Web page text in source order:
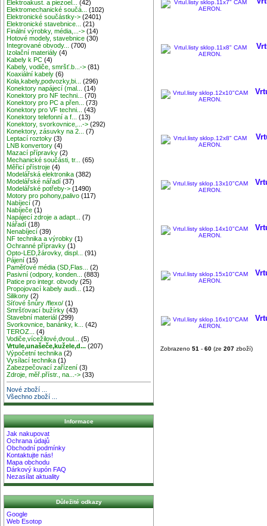
Elektroakust. a piezoel...
(42)
Elektromechanické součá...
(102)
Elektronické součástky-> (2401)
Elektronické stavebnice...
(21)
Finální výrobky, média,...-> (14)
Hotové modely, stavebnice (30)
Integrované obvody...
(700)
Izolační materiály (4)
Kabely k PC (4)
Kabely, vodiče, smršť.b...-> (81)
Koaxiální kabely (6)
Kola,kabely,podvozky,bi...
(296)
Konektory napájecí (mal...
(14)
Konektory pro NF techni...
(70)
Konektory pro PC a přen...
(73)
Konektory pro VF techni...
(43)
Konektory telefonní a f...
(13)
Konektory, svorkovnice,...-> (292)
Konektory, zásuvky na 2...
(7)
Leptací roztoky (3)
LNB konvertory (4)
Mazací přípravky (2)
Mechanické součásti, tr...
(65)
Měřicí přístroje (4)
Modelářská elektronika (382)
Modelářské nářadí (37)
Modelářské potřeby-> (1490)
Motory pro pohony,palivo (117)
Nabíjecí (7)
Nabíječe (1)
Napájecí zdroje a adapt...
(7)
Nářadí (18)
Nenabíjecí (39)
NF technika a výrobky (1)
Ochranné přípravky (1)
Opto-LED,žárovky, displ...
(91)
Pájení (15)
Paměťové média (SD,Flas...
(2)
Pasivní (odpory, konden...
(883)
Patice pro integr. obvody (25)
Propojovací kabely audi...
(12)
Silikony (2)
Síťové šnůry /flexo/ (1)
Smršťovací bužírky (43)
Stavební materiál (299)
Svorkovnice, banánky, k...
(42)
TEROZ...
(4)
Vodiče,vícežilové,dvoul...
(5)
Vrtule,unašeče,kužele,d... (207)
Výpočetní technika (2)
Vysílací technika (1)
Zabezpečovací zařízení (3)
Zdroje, měř.přístr., na...-> (33)
Nové zboží ...
Všechno zboží ...
Informace
Jak nakupovat
Ochrana údajů
Obchodní podmínky
Kontaktujte nás!
Mapa obchodu
Dárkový kupón FAQ
Nezasílat aktuality
Důležité odkazy
Google
Web Esotop
Zobrazeno 51 - 60 (ze 207 zboží)